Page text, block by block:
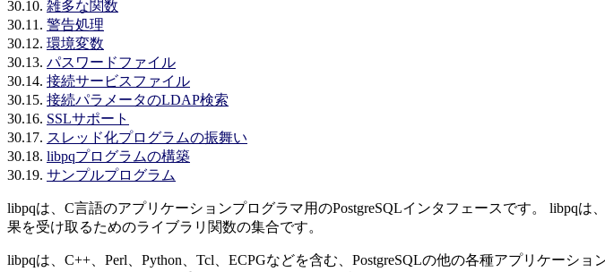
30.10. 雑多な関数
30.11. 警告処理
30.12. 環境変数
30.13. パスワードファイル
30.14. 接続サービスファイル
30.15. 接続パラメータのLDAP検索
30.16. SSLサポート
30.17. スレッド化プログラムの振舞い
30.18. libpqプログラムの構築
30.19. サンプルプログラム
libpqは、 C言語のアプリケーションプログラマ用のPostgreSQLインタフェースです。 libpqは
果を受け取るためのライブラリ関数の集合です。
libpqは、C++、Perl、Python、Tcl、 ECPGなどを含む、 PostgreSQLの他の各種アプリケーショ